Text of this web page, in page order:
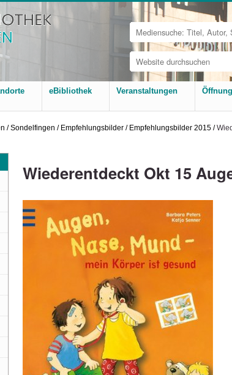
Website
durchsuchen
Erweiterte
Suche…
eBibliothek Veranstaltungen
/Sondelfingen / Empfehlungsbilder / Empfehlungsbilder 2015 /
Wiederentdeckt Okt 15